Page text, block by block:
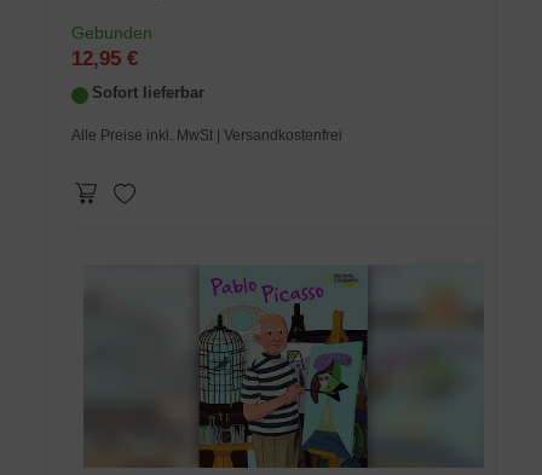
Gebunden
12,95 €
Sofort lieferbar
Alle Preise inkl. MwSt | Versandkostenfrei